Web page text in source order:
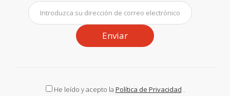
Enviar
He leído y acepto la Política de Privacidad .